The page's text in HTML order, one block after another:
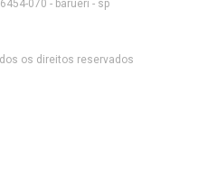
070 - barueri - sp
os direitos reservados